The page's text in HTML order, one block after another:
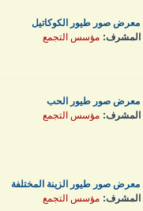
معرض صور طيور الكوكاتيل
المشرف: مؤسس التجمع
معرض صور طيور الحب
المشرف: مؤسس التجمع
معرض صور طيور الزينة المختلفة
المشرف: مؤسس التجمع